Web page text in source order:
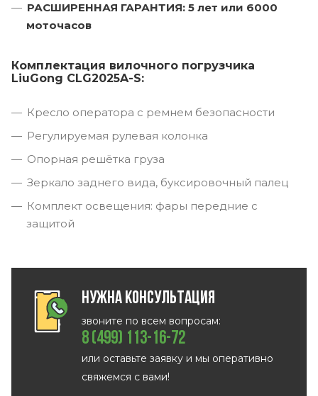
РАСШИРЕННАЯ ГАРАНТИЯ: 5 лет или 6000
моточасов
Комплектация вилочного погрузчика
LiuGong CLG2025A-S:
Кресло оператора с ремнем безопасности
Регулируемая рулевая колонка
Опорная решётка груза
Зеркало заднего вида, буксировочный палец
Комплект освещения: фары передние с
защитой
Нужна консультация
звоните по всем вопросам:
8 (499) 113-16-72
или оставьте заявку и мы оперативно
свяжемся с вами!